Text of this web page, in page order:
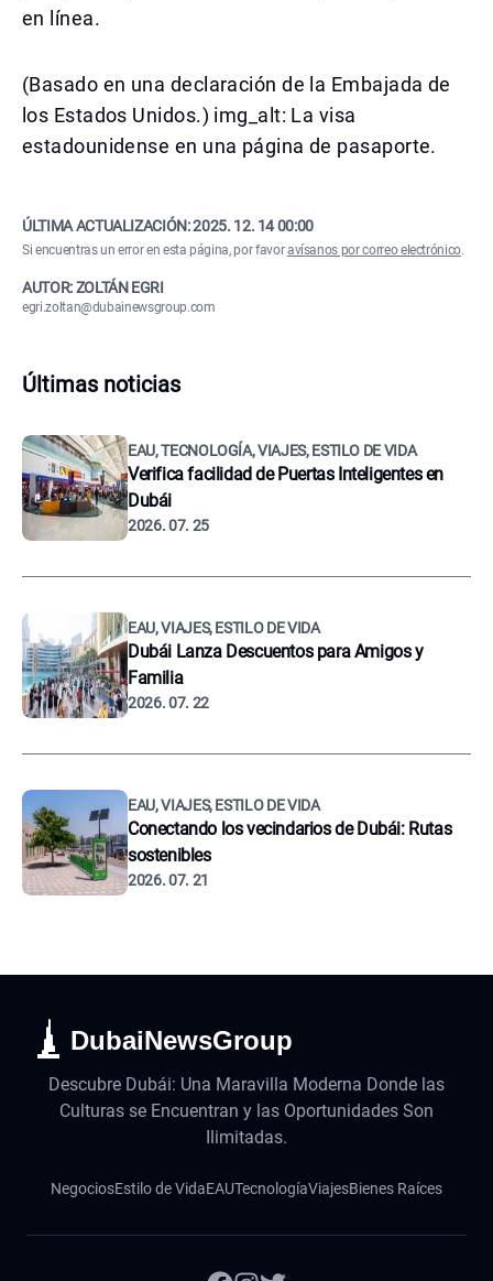
en línea.
(Basado en una declaración de la Embajada de
los Estados Unidos.) img_alt: La visa
estadounidense en una página de pasaporte.
ÚLTIMA ACTUALIZACIÓN:2025. 12. 14 00:00
Si encuentras un error en esta página, por favoravísanos por correo electrónico.
AUTOR: ZOLTÁN EGRI
egri.zoltan@dubainewsgroup.com
Últimas noticias
EAU, TECNOLOGÍA, VIAJES, ESTILO DE VIDA
Verifica facilidad de Puertas Inteligentes en
Dubái
2026. 07. 25
EAU, VIAJES, ESTILO DE VIDA
Dubái Lanza Descuentos para Amigos y
Familia
2026. 07. 22
EAU, VIAJES, ESTILO DE VIDA
Conectando los vecindarios de Dubái: Rutas
sostenibles
2026. 07. 21
DubaiNewsGroup
Descubre Dubái: Una Maravilla Moderna Donde las
Culturas se Encuentran y las Oportunidades Son
Ilimitadas.
NegociosEstilo de VidaEAUTecnologíaViajesBienes Raíces